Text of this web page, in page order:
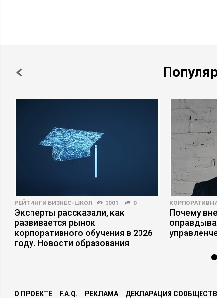
РЕЙТИНГИ БИЗНЕС-ШКОЛ 3001 0
Эксперты рассказали, как
развивается рынок
корпоративного обучения в 2026
году. Новости образования
Почему
О ПРОЕКТЕ F.A.Q. РЕКЛАМА ДЕКЛАРАЦИЯ